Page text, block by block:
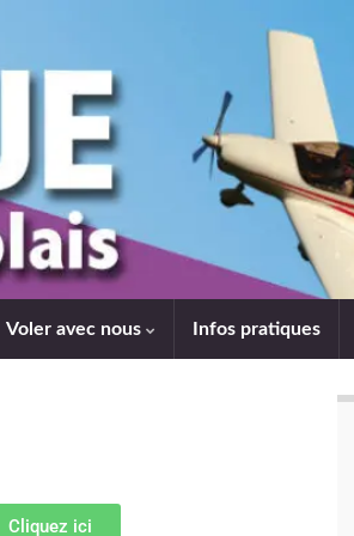
Voler avec nous Infos pratiques
Cliquez ici